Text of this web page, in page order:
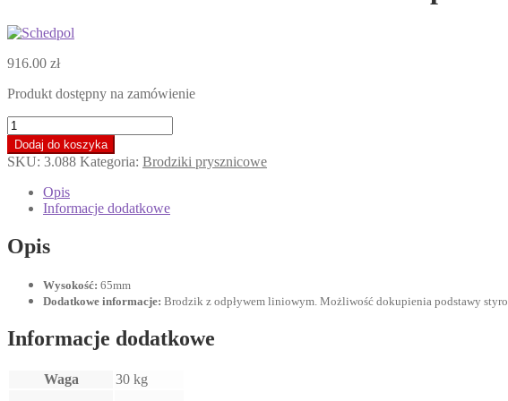
916.00 zł
Produkt dostępny na zamówienie
ilość
SCHEDPOL
CAMPARO
Brodzik
prostokątny
80x120cm
odpływem
liniowym,
3.088
Dodaj do koszyka
SKU: 3.088 Kategoria: Brodziki prysznicowe
Opis
Informacje dodatkowe
Opis
Wysokość: 65mm
Dodatkowe informacje: Brodzik z odpływem liniowym. Możliwość dokupienia podstawy
Informacje dodatkowe
Waga 30 kg